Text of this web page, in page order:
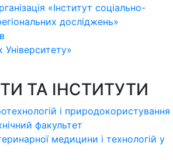
«Інститут соціально-
досліджень»
Університету»
ТА ІНСТИТУТИ
і природокористування
факультет
медицини і технологій у